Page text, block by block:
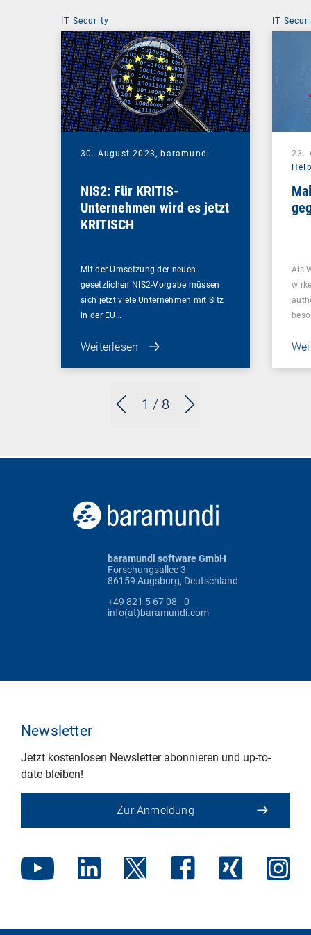
1 / 8
IT Security
30. August 2023,baramundi
NIS2: Für KRITIS-
Unternehmen wird es jetzt
KRITISCH
Mit der Umsetzung der neuen
gesetzlichen NIS2-Vorgabe müssen
sich jetzt viele Unternehmen mit Sitz
in der EU…
Weiterlesen
IT
23.
Als
baramundi software GmbH
Forschungsallee 3
86159 Augsburg, Deutschland
+49 821 5 67 08 - 0
info(at)baramundi.com
Newsletter
Jetzt kostenlosen Newsletter abonnieren und up-to-
date bleiben!
Zur Anmeldung